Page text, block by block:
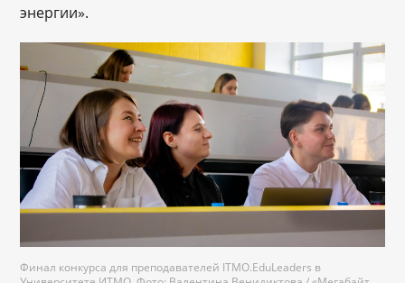
энергии».
Финал конкурса для преподавателей ITMO.EduLeaders в